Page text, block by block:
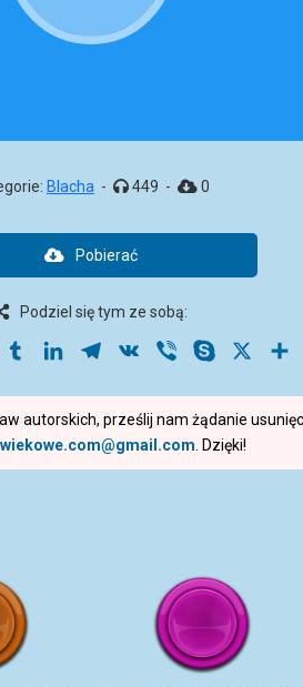
Blacha - 449 - 0
Pobierać
Podziel się tym ze sobą:
PinterestTumblrLinkedInTelegram
VK Viber Skype
autorskich, prześlij nam żądanie
. Dzięki!